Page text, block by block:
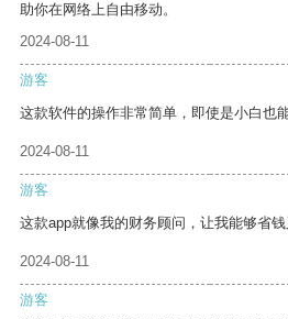
助你在网络上自由移动。
2024-08-11
游客
这款软件的操作非常简单，即使是小白也
2024-08-11
游客
这款app就像我的财务顾问，让我能够省钱
2024-08-11
游客